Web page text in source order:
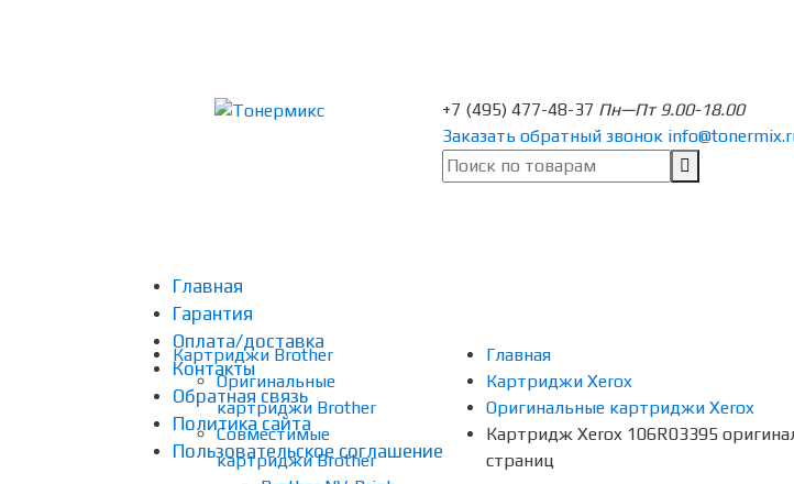
+7 (495) 477-48-37 Пн—Пт 9.00-18.00
Заказать обратный звонок
Главная
Гарантия
Оплата/доставка
Контакты
Обратная связь
Политика сайта
Пользовательское соглашение
Картриджи Brother
Оригинальные
картриджи Brother
Совместимые
картриджи Brother
Главная
Картриджи Xerox
Оригинальные картриджи Xerox
Картридж Xerox 106R03395
страниц